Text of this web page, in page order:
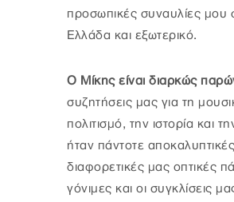
προσωπικές συναυλίες μου
Ελλάδα και εξωτερικό.
Ο Μίκης είναι διαρκώς
συζητήσεις μας για τη
πολιτισμό, την ιστορία και
ήταν πάντοτε
διαφορετικές μας οπτικές
γόνιμες και οι συγκλίσεις